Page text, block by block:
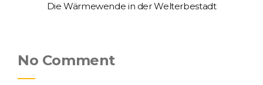
Die Wärmewende in der Welterbestadt
No Comment